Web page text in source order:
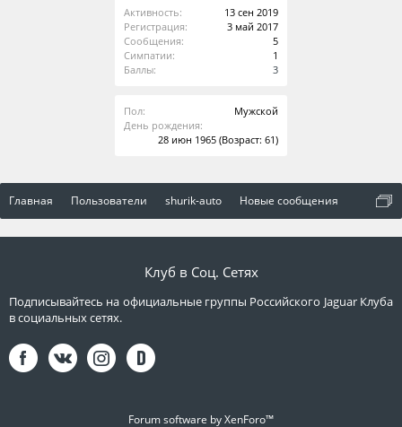
Активность:
13 сен 2019
Регистрация:
3 май 2017
Сообщения:
5
Симпатии:
1
Баллы:
3
Пол:
Мужской
День рождения:
28 июн 1965 (Возраст: 61)
Главная Пользователи shurik-auto Новые сообщения
Клуб в Соц. Сетях
Подписывайтесь на официальные группы Российского Jaguar Клуба
в социальных сетях.
Forum software by XenForo™